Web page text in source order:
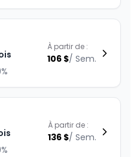
À partir de :
106 $/ Sem.
À partir de :
136 $/ Sem.